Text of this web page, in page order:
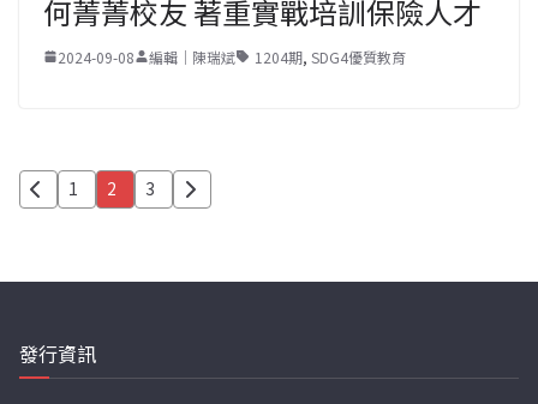
何菁菁校友 著重實戰培訓保險人才
2024-09-08 編輯｜陳瑞斌 1204期, SDG4優質教育
文
分
頁
1 2 3
發行資訊